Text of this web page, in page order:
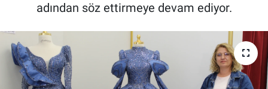
adından söz ettirmeye devam ediyor.
EĞİTİM
KÜLTÜR - SANAT